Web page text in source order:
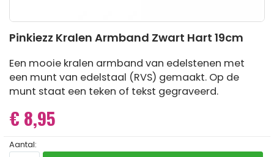
naar
begin
de
afbeeldingen-
Pinkiezz Kralen Armband Zwart Hart 19cm
Een mooie kralen armband van edelstenen met
een munt van edelstaal (RVS) gemaakt. Op de
munt staat een teken of tekst gegraveerd.
€ 8,95
Aantal: